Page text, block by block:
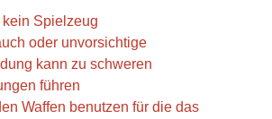
kein Spielzeug
oder unvorsichtige
kann zu schweren
führen
Waffen benutzen für die das